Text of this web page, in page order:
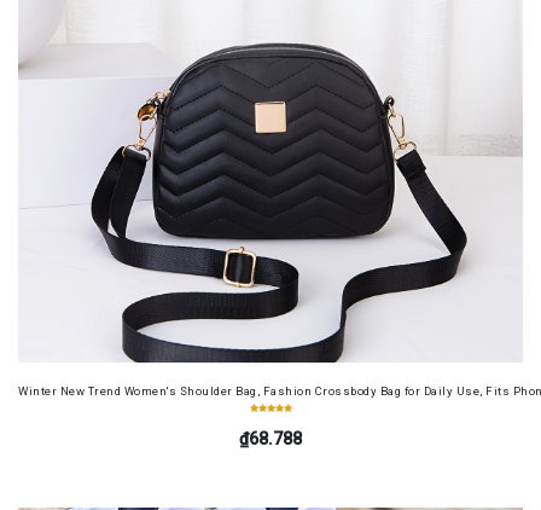
Winter New Trend Women's Shoulder Bag, Fashion Crossbody Bag for Daily Use, Fits
₫68.788